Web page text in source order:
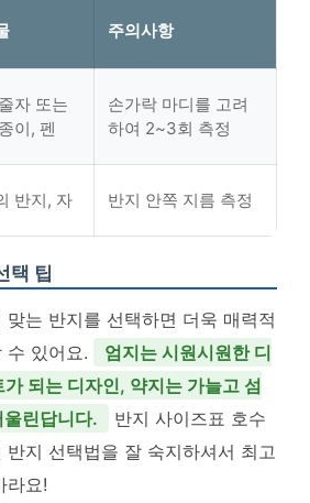
주의사항
자 또는
이, 펜
손가락 마디를 고려
하여 2~3회 측정
반지, 자 반지 안쪽 지름 측정
택 팁
맞는 반지를 선택하면 더욱 매력적
수 있어요.
엄지는 시원시원한 디
되는 디자인, 약지는 가늘고 섬
린답니다.
반지 사이즈표 호수
반지 선택법을 잘 숙지하셔서 최고
라요!